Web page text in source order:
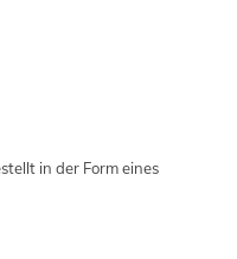
in der Form eines